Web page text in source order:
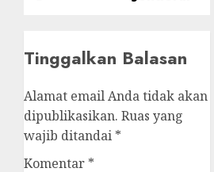
Tinggalkan Balasan
Alamat email Anda tidak akan
dipublikasikan. Ruas yang
wajib ditandai *
Komentar *